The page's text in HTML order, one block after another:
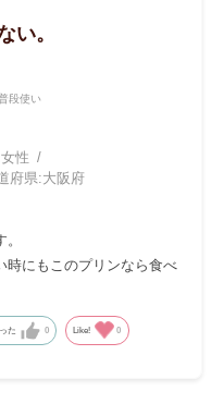
い。
段使い
女性
府県:大阪府
時にもこのプリンなら食べ
た 0 Like! 0